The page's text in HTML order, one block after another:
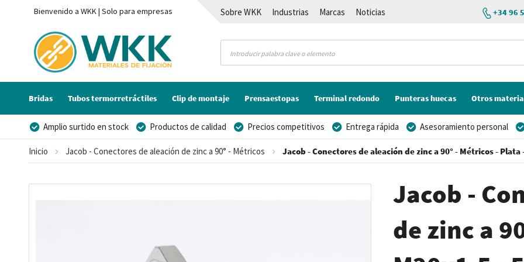
Bienvenido a WKK | Solo para empresas Sobre WKK Industrias Marcas
Noticias
+34 96
Bridas Tubos termorretráctiles Clip de montaje Prensaestopas Terminal redondo Punteras huecas Otros
Amplio surtido en stock Productos de calidad Precios competitivos Entrega rápida
Asesoramiento personal
Posibilidad de crear marca privada
Inicio Jacob - Conectores de aleación de zinc a 90° - Métricos Jacob - Conectores de aleación de zinc a 90° - Métricos - Plata
Jacob -
de zinc a